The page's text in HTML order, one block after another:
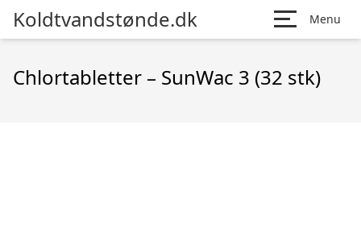
Koldtvandstønde.dk Menu
Chlortabletter – SunWac 3 (32 stk)